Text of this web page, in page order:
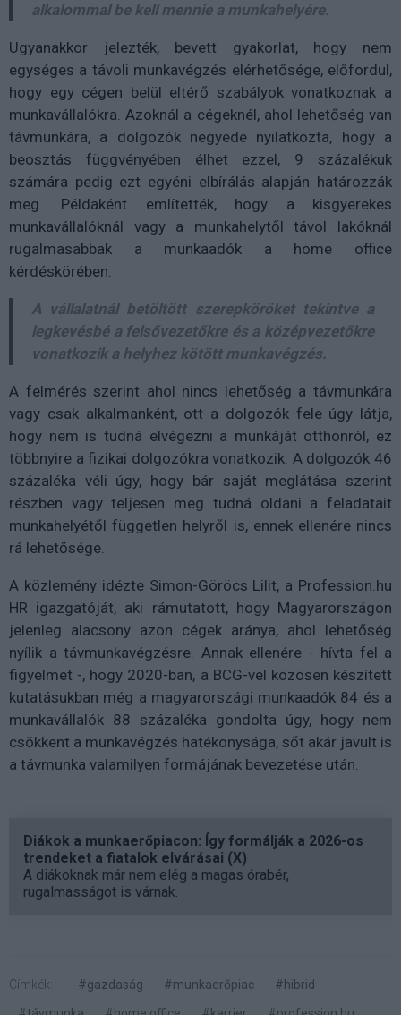
alkalommal be kell mennie a munkahelyére.
Ugyanakkor jelezték, bevett gyakorlat, hogy nem
egységes a távoli munkavégzés elérhetősége, előfordul,
hogy egy cégen belül eltérő szabályok vonatkoznak a
munkavállalókra. Azoknál a cégeknél, ahol lehetőség van
távmunkára, a dolgozók negyede nyilatkozta, hogy a
beosztás függvényében élhet ezzel, 9 százalékuk
számára pedig ezt egyéni elbírálás alapján határozzák
meg. Példaként említették, hogy a kisgyerekes
munkavállalóknál vagy a munkahelytől távol lakóknál
rugalmasabbak a munkaadók a home office
kérdéskörében.
A vállalatnál betöltött szerepköröket tekintve a
legkevésbé a felsővezetőkre és a középvezetőkre
vonatkozik a helyhez kötött munkavégzés.
A felmérés szerint ahol nincs lehetőség a távmunkára
vagy csak alkalmanként, ott a dolgozók fele úgy látja,
hogy nem is tudná elvégezni a munkáját otthonról, ez
többnyire a fizikai dolgozókra vonatkozik. A dolgozók 46
százaléka véli úgy, hogy bár saját meglátása szerint
részben vagy teljesen meg tudná oldani a feladatait
munkahelyétől független helyről is, ennek ellenére nincs
rá lehetősége.
A közlemény idézte Simon-Göröcs Lilit, a Profession.hu
HR igazgatóját, aki rámutatott, hogy Magyarországon
jelenleg alacsony azon cégek aránya, ahol lehetőség
nyílik a távmunkavégzésre. Annak ellenére - hívta fel a
figyelmet -, hogy 2020-ban, a BCG-vel közösen készített
kutatásukban még a magyarországi munkaadók 84 és a
munkavállalók 88 százaléka gondolta úgy, hogy nem
csökkent a munkavégzés hatékonysága, sőt akár javult is
a távmunka valamilyen formájának bevezetése után.
Diákok a munkaerőpiacon: Így formálják a 2026-os
trendeket a fiatalok elvárásai (X)
A diákoknak már nem elég a magas órabér,
rugalmasságot is várnak.
Címkék: #gazdaság #munkaerőpiac
#hibrid